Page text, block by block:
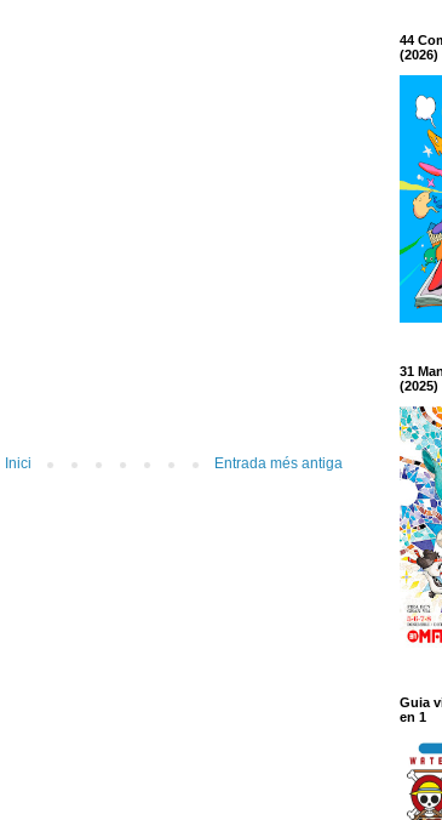
Entrada més antiga
Inici
44
(2026)
31
(2025)
Guia
en 1